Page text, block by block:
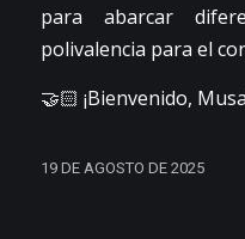
para abarcar
polivalencia para el
🤝🏻 ¡Bienvenido,
19 DE AGOSTO DE 2025